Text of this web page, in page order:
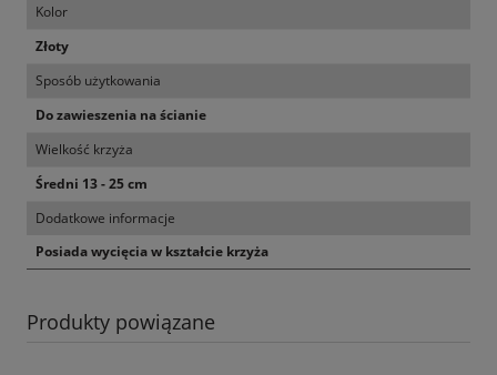
Kolor
Złoty
Sposób użytkowania
Do zawieszenia na ścianie
Wielkość krzyża
Średni 13 - 25 cm
Dodatkowe informacje
Posiada wycięcia w kształcie krzyża
Produkty powiązane